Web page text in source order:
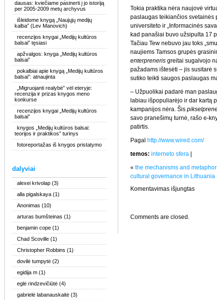
dausas: kviečiame pasinerti į jo istoriją
per 2005-2009 metų archyvus
išleidome knygą „Naujųjų medijų
kalba” (Lev Manovich)
recenzijos knygai „Medijų kultūros
balsai” tęsiasi
apžvalgos: knyga „Medijų kultūros
balsai”
pokalbiai apie knygą „Medijų kultūros
balsai”: atnaujinta
„Migruojanti realybė” vėl eteryje:
recenzija ir prizas knygos meno
konkurse
recenzijos knygai „Medijų kultūros
balsai”
knygos „Medijų kultūros balsai:
teorijos ir praktikos” turinys
fotoreportažas iš knygos pristatymo
dalyviai
alexei krivolap (3)
alla pigalskaya (1)
Anonimas (10)
arturas bumšteinas (1)
benjamin cope (1)
Chad Scoville (1)
Christopher Robbins (1)
dovilė tumpytė (2)
egidija m (1)
eglė rindzevičiūtė (4)
gabrielė labanauskaitė (3)
Tokia praktika nėra naujovė
paslaugas teikiančios svetainės
universiteto ir „Informacinės
kad panašiai buvo užsipulta 17
Tačiau Tew nebuvo jau toks
naujiems Tamsos grupės
enterpreneris greitai sugalvojo
pažadams ištesėti – jis susitarė
sutiko teikti saugos paslaugas
– Užpuolikai padarė man
labiau išpopuliarėjo ir dar kartą
kampanijos nėra. Šis
savo pranešimų turnė, rašo e-
patirtis.
Pagal http://www.wired.com/
temos: interneto sfera
« the mechanisms and
cultural governance in Lithuania
Komentavimas išjungtasįraše
Comments are closed.